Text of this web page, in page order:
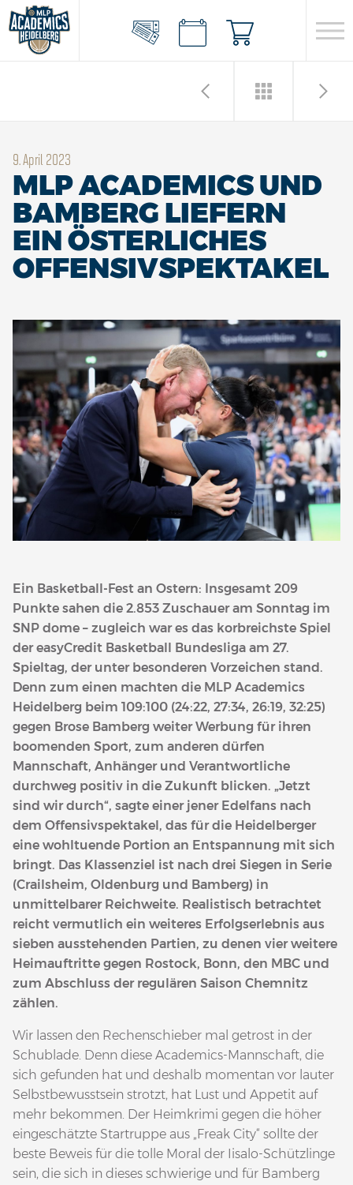
9. April 2023
MLP ACADEMICS UND
BAMBERG LIEFERN
EIN ÖSTERLICHES
OFFENSIVSPEKTAKEL
Ein Basketball-Fest an Ostern: Insgesamt 209
Punkte sahen die 2.853 Zuschauer am Sonntag im
SNP dome – zugleich war es das korbreichste Spiel
der easyCredit Basketball Bundesliga am 27.
Spieltag, der unter besonderen Vorzeichen stand.
Denn zum einen machten die MLP Academics
Heidelberg beim 109:100 (24:22, 27:34, 26:19, 32:25)
gegen Brose Bamberg weiter Werbung für ihren
boomenden Sport, zum anderen dürfen
Mannschaft, Anhänger und Verantwortliche
durchweg positiv in die Zukunft blicken. „Jetzt
sind wir durch“, sagte einer jener Edelfans nach
dem Offensivspektakel, das für die Heidelberger
eine wohltuende Portion an Entspannung mit sich
bringt. Das Klassenziel ist nach drei Siegen in Serie
(Crailsheim, Oldenburg und Bamberg) in
unmittelbarer Reichweite. Realistisch betrachtet
reicht vermutlich ein weiteres Erfolgserlebnis aus
sieben ausstehenden Partien, zu denen vier weitere
Heimauftritte gegen Rostock, Bonn, den MBC und
zum Abschluss der regulären Saison Chemnitz
zählen.
Wir lassen den Rechenschieber mal getrost in der
Schublade. Denn diese Academics-Mannschaft, die
sich gefunden hat und deshalb momentan vor lauter
Selbstbewusstsein strotzt, hat Lust und Appetit auf
mehr bekommen. Der Heimkrimi gegen die höher
eingeschätzte Startruppe aus „Freak City“ sollte der
beste Beweis für die tolle Moral der Iisalo-Schützlinge
sein, die sich in dieses schwierige und für Bamberg